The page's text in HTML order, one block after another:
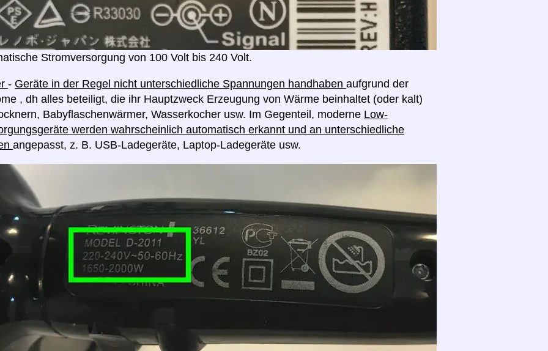
Stromversorgung von 100 Volt bis 240 Volt.
- Geräte in der Regel nicht unterschiedliche Spannungen handhaben aufgrund der
, dh alles beteiligt, die ihr Hauptzweck Erzeugung von Wärme beinhaltet (oder kalt)
Babyflaschenwärmer, Wasserkocher usw. Im Gegenteil, moderne Low-
werden wahrscheinlich automatisch erkannt und an unterschiedliche
angepasst, z. B. USB-Ladegeräte, Laptop-Ladegeräte usw.